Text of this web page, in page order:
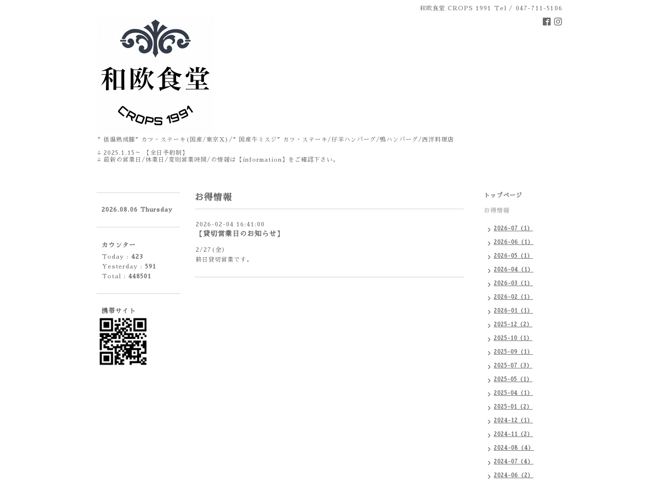
和欧食堂 CROPS 1991 Tel / 047-711-5106
”低温熟成豚”カツ・ステーキ(国産/東京X)/”国産牛ミスジ”カツ・ステーキ/仔羊ハンバーグ/鴨ハンバーグ/西洋料理店
⁂ 2025.1.15～ 【全日予約制】
⁂ 最新の営業日/休業日/変則営業時間/の情報は【information】をご確認下さい。
お得情報
2026-02-04 16:41:00
【貸切営業日のお知らせ】
2/27(金）
終日貸切営業です。
トップページ
お得情報
2026-07（1）
2026-06（1）
2026-05（1）
2026-04（1）
2026-03（1）
2026-02（1）
2026-01（1）
2025-12（2）
2025-10（1）
2025-09（1）
2025-07（3）
2025-05（1）
2025-04（1）
2025-01（2）
2024-12（1）
2024-11（2）
2024-08（4）
2024-07（4）
2024-06（2）
2026.08.06 Thursday
カウンター
Today : 423
Yesterday : 591
Total : 448501
携帯サイト